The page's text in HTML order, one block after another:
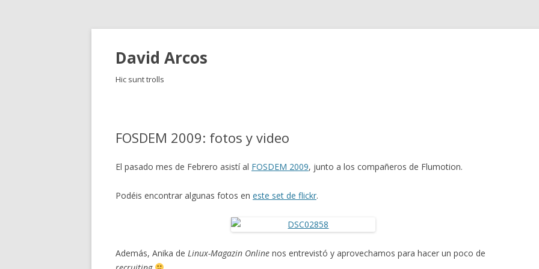
David Arcos
Hic sunt trolls
FOSDEM 2009: fotos y video
El pasado mes de Febrero asistí al FOSDEM 2009, junto a los compañeros de Flumotion.
Podéis encontrar algunas fotos en este set de flickr.
Además, Anika de Linux-Magazin Online nos entrevistó y aprovechamos para hacer un poco de